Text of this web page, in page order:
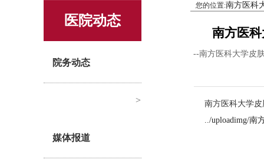
化妆品检测中心 就诊指南 人才
医院动态
院务动态
>
媒体报道
您的位置:南方医科
南方医
--南方医科大学皮
南方医科大学
../uploadimg/南